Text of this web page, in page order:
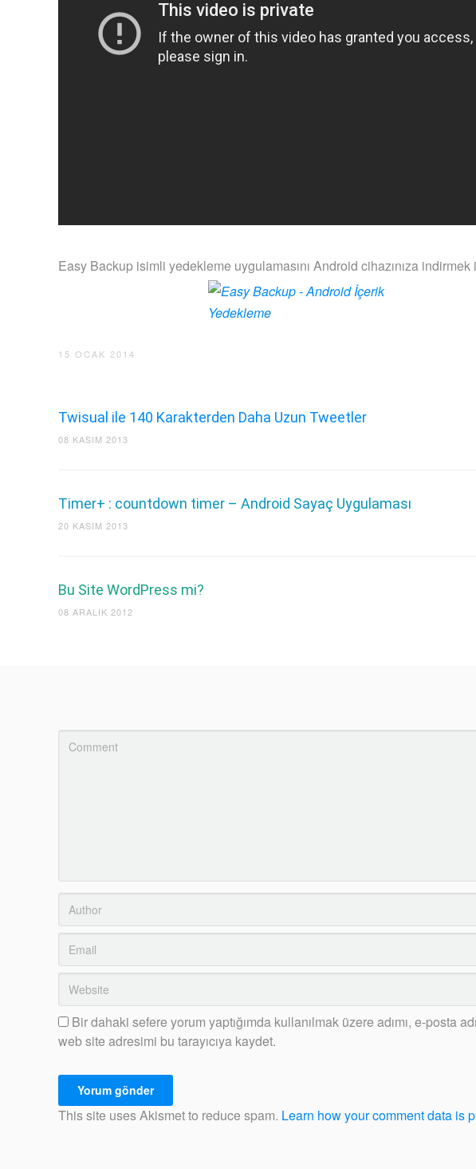
Easy Backup isimli yedekleme uygulamasını Android cihazınıza indirmek
15 OCAK 2014
Twisual ile 140 Karakterden Daha Uzun Tweetler
08 KASIM 2013
Timer+ : countdown timer – Android Sayaç Uygulaması
20 KASIM 2013
Bu Site WordPress mi?
08 ARALIK 2012
Bir dahaki sefere yorum yaptığımda kullanılmak üzere adımı, e-posta
web site adresimi bu tarayıcıya kaydet.
This site uses Akismet to reduce spam. Learn how your comment data is